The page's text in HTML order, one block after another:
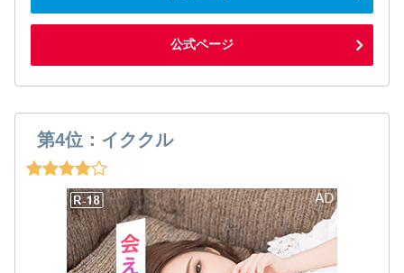
公式ページ
第4位：イククル